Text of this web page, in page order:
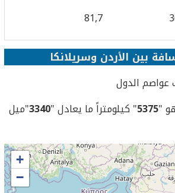
81,7
بين الأردن وسريلانكا
عواصم الدول
"
5375" كيلومتراً ما يعادل "3340"ميل
+
−